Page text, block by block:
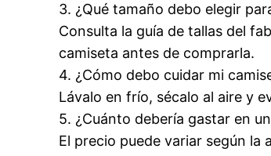
3. ¿Qué tamaño debo elegir
Consulta la guía de tallas del
camiseta antes de comprarla.
4. ¿Cómo debo cuidar mi
Lávalo en frío, sécalo al aire y
5. ¿Cuánto debería gastar en
El precio puede variar según